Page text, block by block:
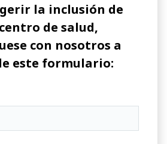
la inclusión de
de salud,
con nosotros a
este formulario: